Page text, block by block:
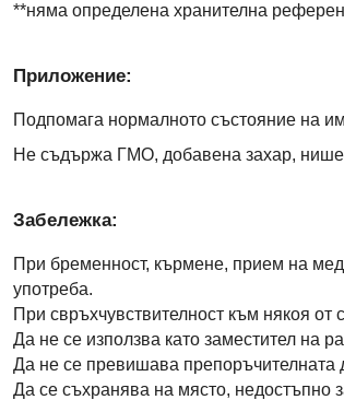
**няма определена хранителна
Приложение:
Подпомага нормалното състояние на
Не съдържа ГМО, добавена захар,
Забележка:
При бременност, кърмене, прием на
употреба.
При свръхчувствителност към някоя от
Да не се използва като заместител на
Да не се превишава препоръчителната
Да се съхранява на място, недостъпно